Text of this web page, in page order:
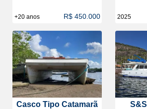
+20 anos R$ 450.000 2025
Casco Tipo Catamarã